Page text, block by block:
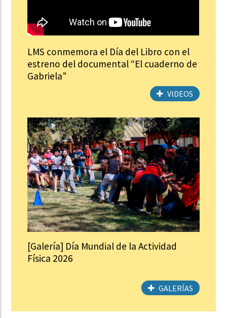
LMS conmemora el Día del Libro con el
estreno del documental “El cuaderno de
Gabriela”
VIDEOS
[Galería] Día Mundial de la Actividad
Física 2026
GALERÍAS